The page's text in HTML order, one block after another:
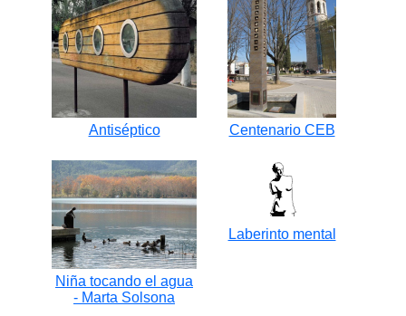
Antiséptico Centenario CEB
Niña tocando el agua
- Marta Solsona
Laberinto mental